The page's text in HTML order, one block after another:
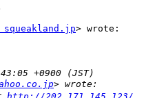
squeakland.jp> wrote: